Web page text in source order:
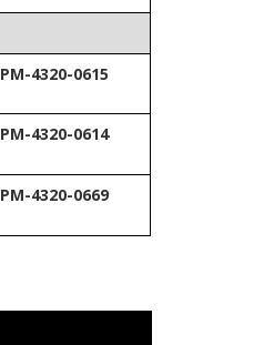
PM-4320-0615
PM-4320-0614
PM-4320-0669